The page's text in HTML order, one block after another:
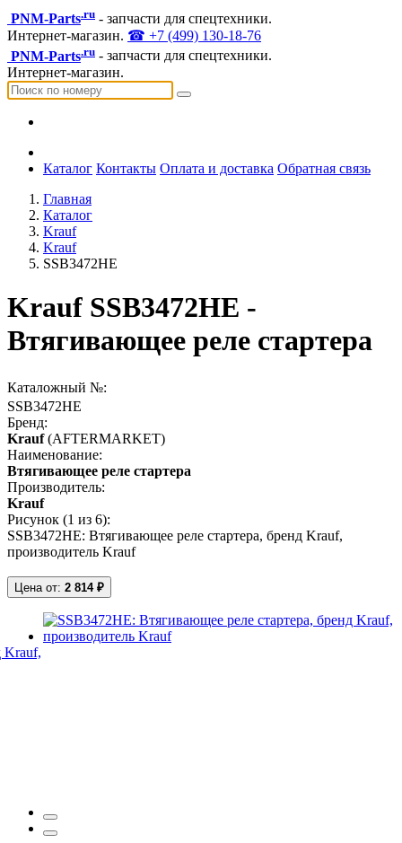
PNM-Parts.ru - запчасти для спецтехники.
Интернет-магазин. ☎ +7 (499) 130-18-76
PNM-Parts.ru - запчасти для спецтехники.
Интернет-магазин.
Каталог Контакты Оплата и доставка Обратная связь
Главная
Каталог
Krauf
Krauf
SSB3472HE
Krauf SSB3472HE -
Втягивающее реле стартера
Каталожный №:
SSB3472HE
Бренд:
Krauf (AFTERMARKET)
Наименование:
Втягивающее реле стартера
Производитель:
Krauf
Рисунок (1 из 6):
SSB3472HE: Втягивающее реле стартера, бренд Krauf,
производитель Krauf
Цена от: 2 814 ₽